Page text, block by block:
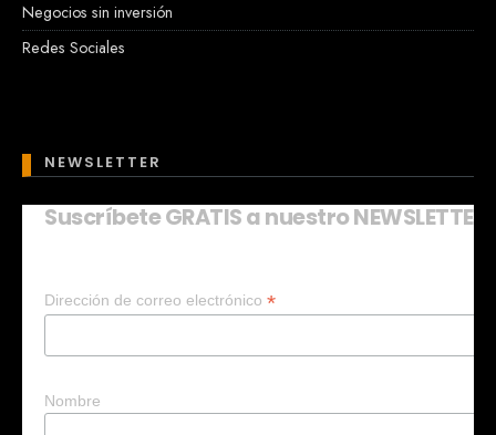
Negocios sin inversión
Redes Sociales
NEWSLETTER
Suscríbete GRATIS a nuestro NEWSLETTER
Dirección de correo electrónico *
Nombre
¿Quieres que te ayude a crear un